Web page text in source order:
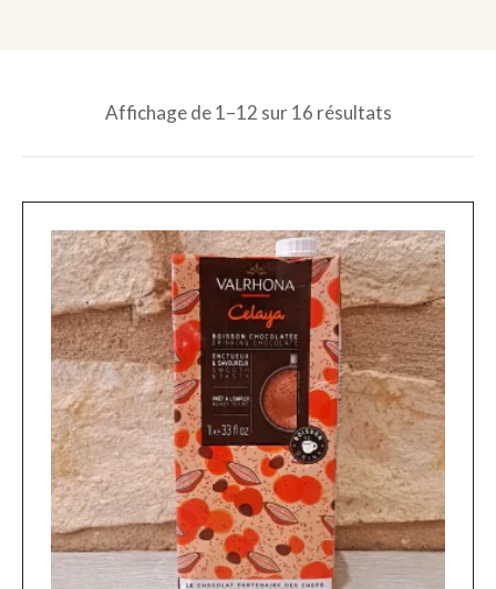
Affichage de 1–12 sur 16 résultats